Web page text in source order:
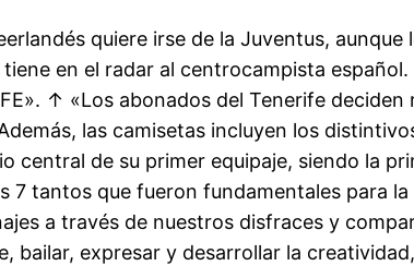
quiere irse de la Juventus, aunque
en el radar al centrocampista
↑ «Los abonados del Tenerife deciden
las camisetas incluyen los
central de su primer equipaje, siendo la
tantos que fueron fundamentales para
a través de nuestros disfraces y
bailar, expresar y desarrollar la